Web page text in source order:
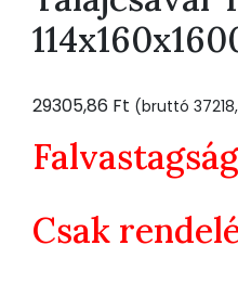
29305,86 Ft (bruttó
Csak